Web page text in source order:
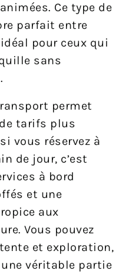
Ce type de
parfait entre
pour ceux qui
sans
permet
tarifs plus
vous réservez à
de jour, c’est
à bord
et une
aux
Vous pouvez
et exploration,
véritable partie